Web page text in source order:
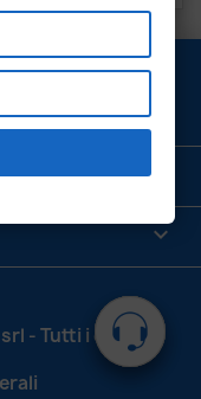



- Tutti i diritti